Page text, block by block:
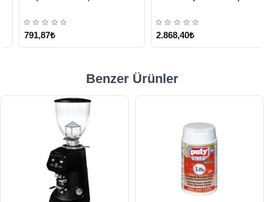
791,87₺ 2.868,40₺
Benzer Ürünler